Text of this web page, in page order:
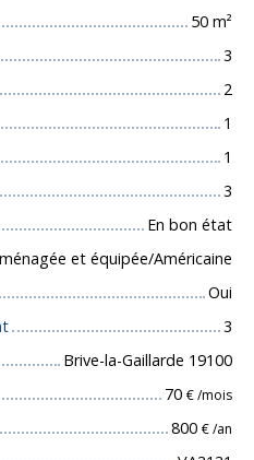
50 m²
3
2
1
1
3
En bon état
et équipée/Américaine
Oui
3
Brive-la-Gaillarde 19100
70 € /mois
800 € /an